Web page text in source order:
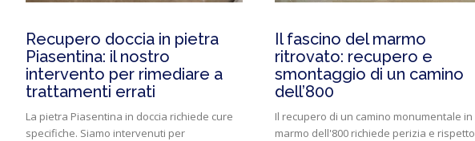
Recupero doccia in pietra
Piasentina: il nostro
intervento per rimediare a
trattamenti errati
La pietra Piasentina in doccia richiede cure
specifiche. Siamo intervenuti per
Il fascino del marmo
ritrovato: recupero e
smontaggio di un camino
dell’800
Il recupero di un camino monumentale in
marmo dell'800 richiede perizia e rispetto